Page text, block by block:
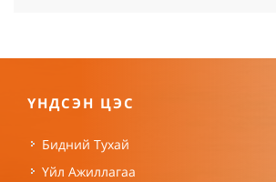
ҮНДСЭН ЦЭС
Бидний Тухай
Үйл Ажиллагаа